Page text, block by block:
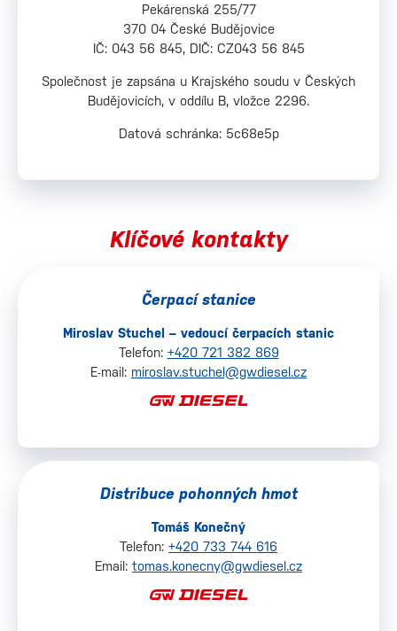
Pekárenská 255/77
370 04 České Budějovice
IČ: 043 56 845, DIČ: CZ043 56 845
Společnost je zapsána u Krajského soudu v Českých
Budějovicích, v oddílu B, vložce 2296.
Datová schránka: 5c68e5p
Klíčové kontakty
Čerpací stanice
Miroslav Stuchel – vedoucí čerpacích stanic
Telefon: +420 721 382 869
E-mail: miroslav.stuchel@gwdiesel.cz
Distribuce pohonných hmot
Tomáš Konečný
Telefon: +420 733 744 616‬
Email: tomas.konecny@gwdiesel.cz